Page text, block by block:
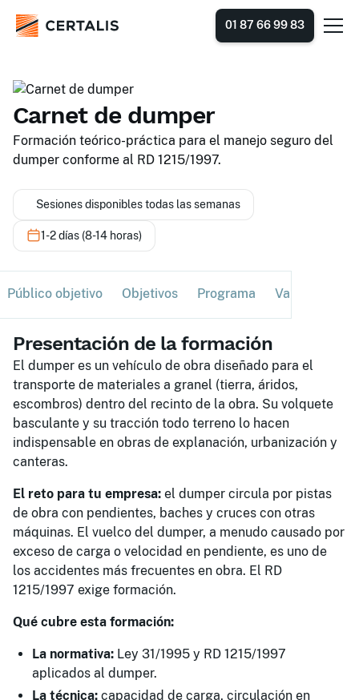
01 87 66 99 83
Carnet de dumper
Formación teórico-práctica para el manejo seguro del
dumper conforme al RD 1215/1997.
Sesiones disponibles todas las semanas
1-2 días (8-14 horas)
Público objetivo Objetivos Programa Validación
Presentación de la formación
El dumper es un vehículo de obra diseñado para el
transporte de materiales a granel (tierra, áridos,
escombros) dentro del recinto de la obra. Su volquete
basculante y su tracción todo terreno lo hacen
indispensable en obras de explanación, urbanización y
canteras.
El reto para tu empresa: el dumper circula por pistas
de obra con pendientes, baches y cruces con otras
máquinas. El vuelco del dumper, a menudo causado por
exceso de carga o velocidad en pendiente, es uno de
los accidentes más frecuentes en obra. El RD
1215/1997 exige formación.
Qué cubre esta formación:
La normativa: Ley 31/1995 y RD 1215/1997
aplicados al dumper.
La técnica: capacidad de carga, circulación en